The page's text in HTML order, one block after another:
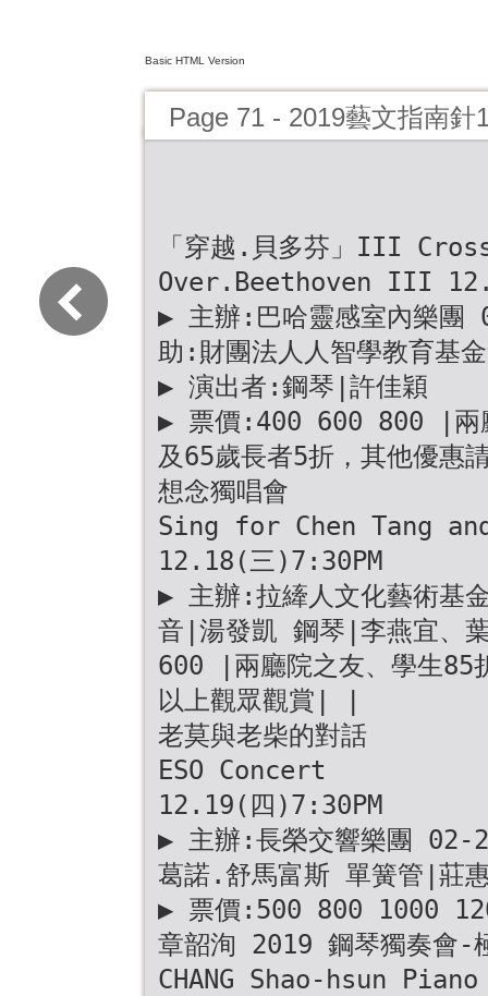
Basic HTML Version
Page 71 - 2019藝文指南針
「穿越.貝多芬」III
Over.Beethoven III
▶ 主辦:巴哈靈感室內樂
助:財團法人人智學教育基
▶ 演出者:鋼琴|許佳穎
▶ 票價:400 600 800 |兩
及65歲長者5折，其他優惠
想念獨唱會
Sing for Chen Tang
12.18(三)7:30PM
▶ 主辦:拉縴人文化藝術
音|湯發凱 鋼琴|李燕宜、
600 |兩廳院之友、學生85
以上觀眾觀賞| |
老莫與老柴的對話
ESO Concert
12.19(四)7:30PM
▶ 主辦:長榮交響樂團
葛諾.舒馬富斯 單簧管|莊
▶ 票價:500 800 1000
章韶洵 2019 鋼琴獨奏會-
CHANG Shao-hsun